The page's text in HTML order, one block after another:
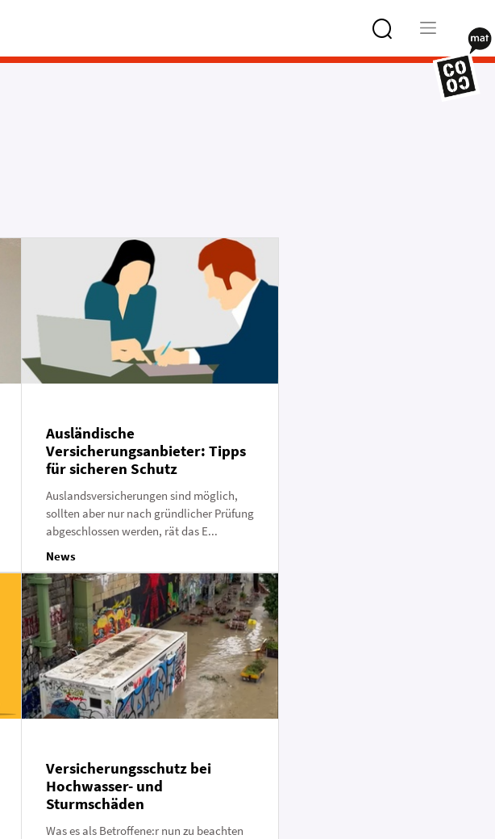
Ausländische
Versicherungsanbieter: Tipps
für sicheren Schutz
Auslandsversicherungen sind möglich,
sollten aber nur nach gründlicher Prüfung
abgeschlossen werden, rät das E...
News
Versicherungsschutz bei
Hochwasser- und
Sturmschäden
Was es als Betroffene:r nun zu beachten